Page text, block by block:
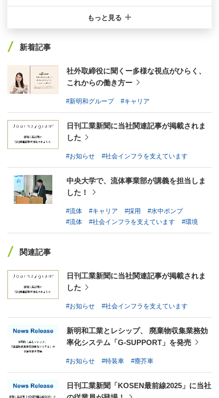
#民間航空機事業
#環境システム
#自動電線処理機
#テールゲートリフタ
#脱着ボデートラック
#塵芥車
#飛行艇
#ダンプトラック
#水中ポンプ
#リサイクルセンター
#ごみ中継施設
#水中ミキサ #アームロール®
#XU-M
#XU-L
#佐野工場 #甲南工場
#製品紹介
#エレパーク®
#ループパーク®
#UF-XS #PS-1 #US-1A改
#XU-S
#歴史
#US-2ができるまで
#真空成膜のお話
#世界で活躍中
もっと見る
新着記事
社外取締役に聞くー多様な視点がひらく、
これからの働き方ー
#新明和グループ #キャリア
日刊工業新聞に当社関連記事が掲載されま
した
#お知らせ #社会インフラを支えています
中央大学で、流体事業部が講義を担当しま
した！
#流体 #キャリア #採用
#水中ポンプ
#流体
#社会インフラを支えています #環境
関連記事
日刊工業新聞に当社関連記事が掲載されま
した
#お知らせ #社会インフラを支えています
新明和工業とレシップ、 廃棄物収集業務効
率化システム「G-SUPPORT」を発売
#お知らせ #特装車 #塵芥車
日刊工業新聞「KOSEN最前線2025」に当社